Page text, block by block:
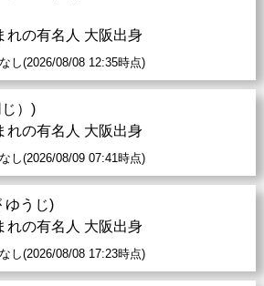
れの有名人 大阪出身
し(2026/08/08 12:35時点)
）)
れの有名人 大阪出身
し(2026/08/09 07:41時点)
ゆうじ)
れの有名人 大阪出身
し(2026/08/08 17:23時点)